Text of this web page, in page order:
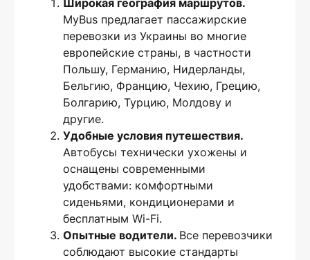
Широкая география маршрутов.
MyBus предлагает пассажирские
перевозки из Украины во многие
европейские страны, в частности
Польшу, Германию, Нидерланды,
Бельгию, Францию, Чехию, Грецию,
Болгарию, Турцию, Молдову и
другие.
Удобные условия путешествия.
Автобусы технически ухожены и
оснащены современными
удобствами: комфортными
сиденьями, кондиционерами и
бесплатным Wi-Fi.
Опытные водители. Все перевозчики
соблюдают высокие стандарты